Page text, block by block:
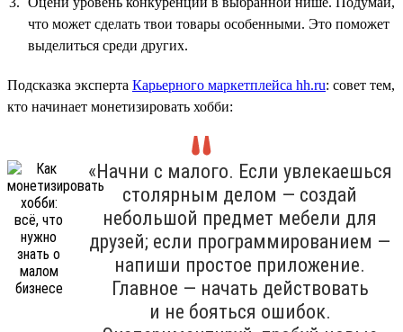
что может сделать твои товары особенными. Это поможет
выделиться среди других.
Подсказка эксперта Карьерного маркетплейса hh.ru: совет тем,
кто начинает монетизировать хобби:
«Начни с малого. Если увлекаешься
столярным делом — создай
небольшой предмет мебели для
друзей; если программированием —
напиши простое приложение.
Главное — начать действовать
и не бояться ошибок.